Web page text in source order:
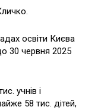
освіти Києва
30 червня 2025
учнів і
58 тис. дітей,